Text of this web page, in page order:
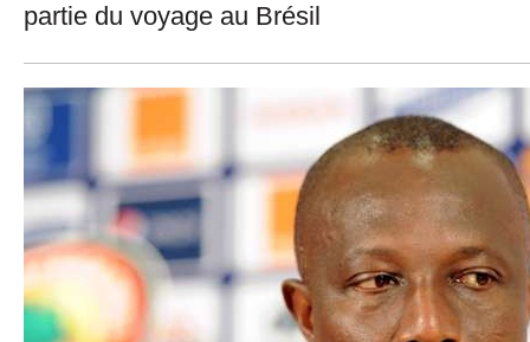
partie du voyage au Brésil